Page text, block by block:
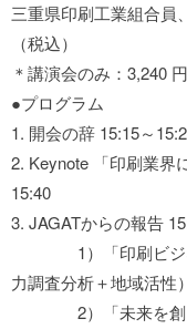
三重県印刷工業組合員
（税込）
＊講演会のみ：3,240
●プログラム
1. 開会の辞 15:15～
2. Keynote 「印刷業界
15:40
3. JAGATからの報告
1）「印刷ビジネ
力調査分析＋地域活性
2）「未来を創る